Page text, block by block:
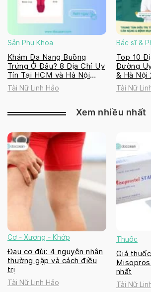
Sản Phụ Khoa
Khám Đa Nang Buồng
Trứng Ở Đâu? 8 Địa Chỉ Uy
Tín Tại HCM và Hà Nội
2026
Tài Nữ Linh Hảo
Bác sĩ &
Top 10
Đường
& Hà Nội
Tài Nữ
Xem nhiều nhất
Cơ - Xương - Khớp
Đau cơ đùi: 4 nguyên nhân
thường gặp và cách điều
trị
Tài Nữ Linh Hảo
Thuốc
Giá
nhất
Tài Nữ